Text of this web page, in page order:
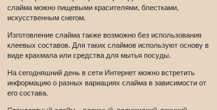
слайма можно пищевыми красителями, блестками,
искусственным снегом.
Изготовление слайма также возможно без использования
клеевых составов. Для таких слаймов используют основу в
виде крахмала или средства для мытья посуды.
На сегодняшний день в сети Интернет можно встретить
информацию о разных вариациях слайма в зависимости от
его состава.